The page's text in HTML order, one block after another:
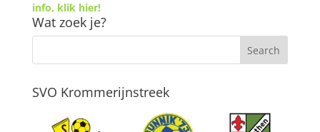
info, klik hier!
Wat zoek je?
SVO Krommerijnstreek